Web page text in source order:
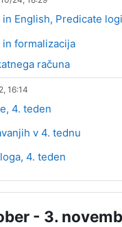
English, Predicate
formalizacija
računa
16:14
4. teden
v 4. tednu
4. teden
- 3.